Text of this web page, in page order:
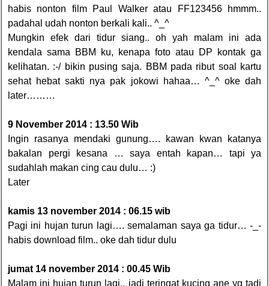
habis nonton film Paul Walker atau FF123456 hmmm..
padahal udah nonton berkali kali.. ^_^
Mungkin efek dari tidur siang.. oh yah malam ini ada
kendala sama BBM ku, kenapa foto atau DP kontak ga
kelihatan. :-/ bikin pusing saja. BBM pada ribut soal kartu
sehat hebat sakti nya pak jokowi hahaa… ^_^ oke dah
later………
9 November 2014 : 13.50 Wib
Ingin rasanya mendaki gunung…. kawan kwan katanya
bakalan pergi kesana … saya entah kapan… tapi ya
sudahlah makan cing cau dulu… :)
Later
kamis 13 november 2014 : 06.15 wib
Pagi ini hujan turun lagi…. semalaman saya ga tidur… -_-
habis download film.. oke dah tidur dulu
jumat 14 november 2014 : 00.45 Wib
Malam ini hujan turun lagi.. jadi teringat kucing ane yg tadi